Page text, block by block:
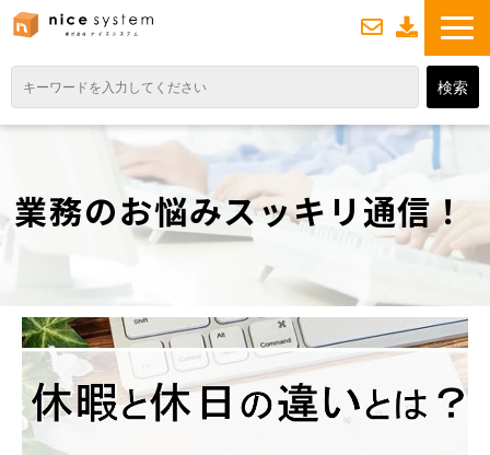
TOP
サービス紹介
業務DXソリューション
業務から探す
業務のお悩みスッキリ通信
よくあるご質問
業務のお悩みスッキリ通信！